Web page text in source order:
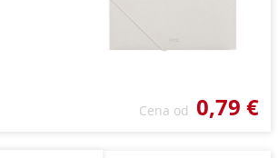
Cena od 0,79 €